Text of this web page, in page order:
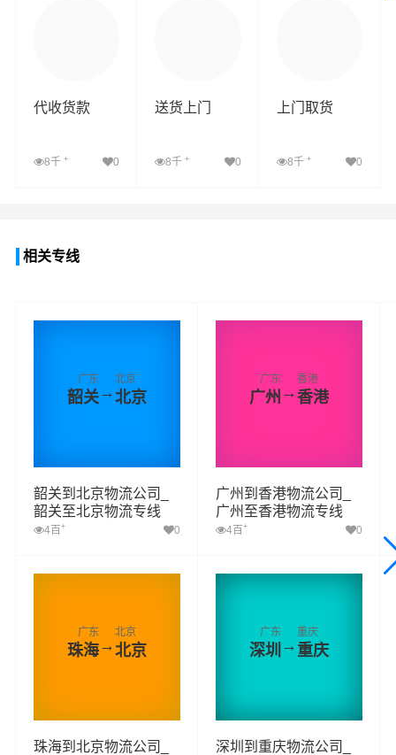
代收货款
8千 + 0
送货上门
8千+ 0
上门取货
8千 + 0
相关专线
广东
韶关→
北京
北京
韶关到北京物流公司_
韶关至北京物流专线
4百+ 0
广东
广州 →
香港
香港
广州到香港物流公司_
广州至香港物流专线
4百+ 0
广东
珠海→
北京
北京
珠海到北京物流公司_
广东
深圳 →
重庆
重庆
深圳到重庆物流公司_